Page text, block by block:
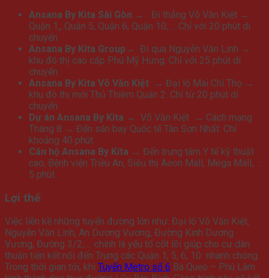
Ansana By Kita Sài Gòn →
Đi thẳng Võ Văn Kiệt →
Quận 1,, Quận 5, Quận 6, Quận 10,…: Chỉ với 20 phút di
chuyển.
Ansana By Kita Group→ Đi qua Nguyễn Văn Linh →
khu đô thị cao cấp Phú Mỹ Hưng: Chỉ với 25 phút di
chuyển.
Ansana By Kita Võ Văn Kiệt → Đại lộ Mai Chí Thọ →
khu đô thị mới Thủ Thiêm Quận 2: Chỉ từ 20 phút di
chuyển.
Dự án Ansana By Kita → Võ Văn Kiệt → Cách mạng
Tháng 8 → Đến sân bay Quốc tế Tân Sơn Nhất: Chỉ
khoảng 40 phút.
Căn hộ Ansana By Kita → Đến trung tâm Y tế kỹ thuật
cao, Bệnh viện Triều An, Siêu thị Aeon Mall, Mega Mall,…:
5 phút.
Lợi thế
Việc liền kề những tuyến đường lớn như: Đại lộ Võ Văn Kiệt,
Nguyễn Văn Linh, An Dương Vương, Đường Kinh Dương
Vương, Đường 3/2,…. chính là yếu tố cốt lõi giúp cho cư dân
thuận tiện kết nối đến Trung các Quận 1, 5, 6, 10 nhanh chóng.
Trong thời gian tới, khi Tuyến Metro số 6 Bà Quẹo – Phú Lâm